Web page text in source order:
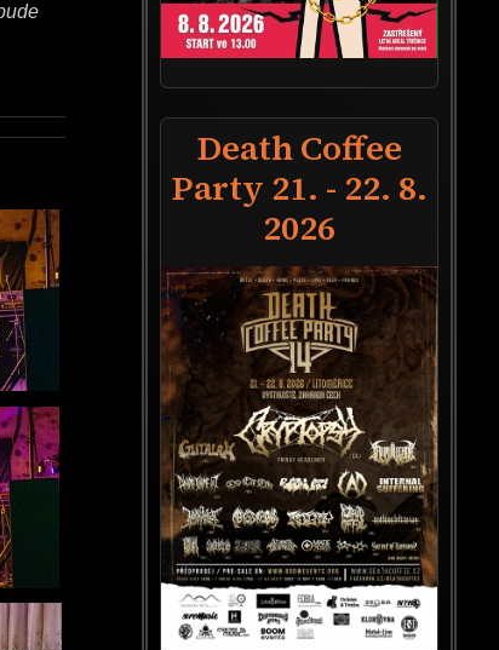
Death Coffee
Party 21. - 22. 8.
2026